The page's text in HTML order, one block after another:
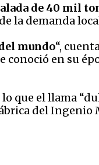
de 40 mil
la demanda
mundo“,
en su
que el llama
del Ingenio